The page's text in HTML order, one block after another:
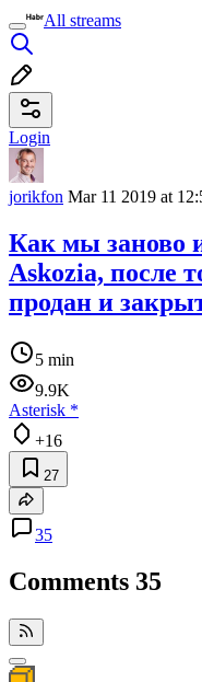
All streams
Login
jorikfon Mar 11 2019 at
Как мы заново
Askozia, после
продан и
5 min
9.9K
Asterisk *
+16
27
35
Comments 35